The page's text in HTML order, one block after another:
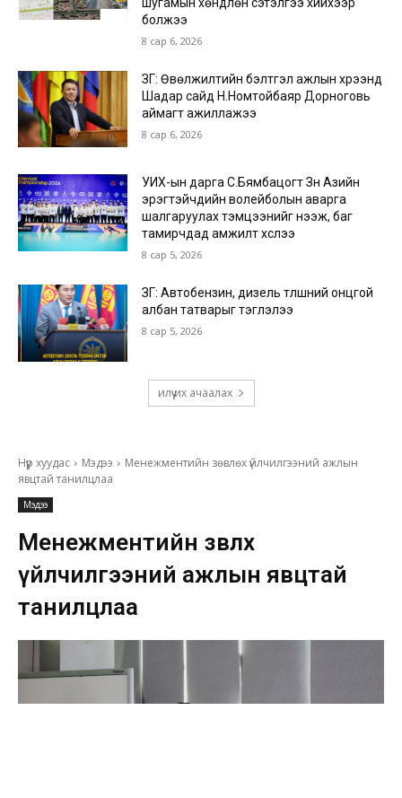
болжээ
8 сар 6, 2026
ЗГ: Өвөлжилтийн бэлтгэл ажлын хүрээнд
Шадар сайд Н.Номтойбаяр Дорноговь
аймагт ажиллажээ
8 сар 6, 2026
УИХ-ын дарга С.Бямбацогт Зүүн Азийн
эрэгтэйчүүдийн волейболын аварга
шалгаруулах тэмцээнийг нээж, баг
тамирчдад амжилт хүслээ
8 сар 5, 2026
ЗГ: Автобензин, дизель түлшний онцгой
албан татварыг тэглэлээ
8 сар 5, 2026
илүү их ачаалах